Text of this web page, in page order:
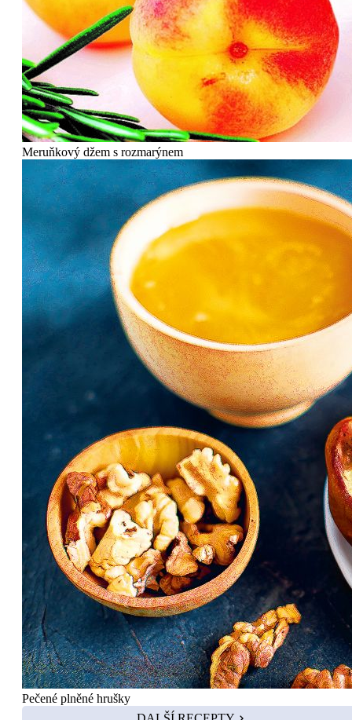
Meruňkový džem s rozmarýnem
Pečené plněné hrušky